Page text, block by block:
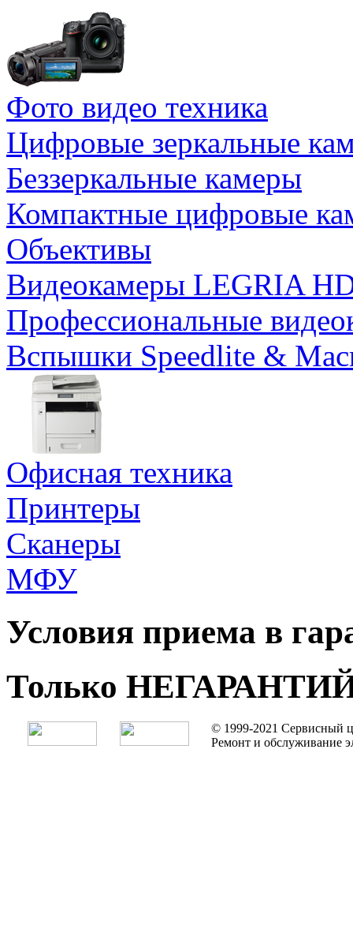
Фото видео техника
Цифровые зеркальные
Беззеркальные камеры
Компактные цифровые
Объективы
Видеокамеры LEGRIA
Профессиональные
Вспышки Speedlite &
Офисная техника
Принтеры
Сканеры
МФУ
Условия приема в
Только
© 1999-2021 Сервисный
Ремонт и обслуживание